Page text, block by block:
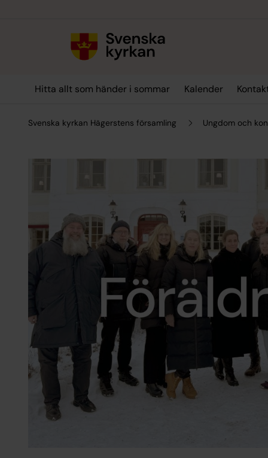
Hitta allt som händer i sommar Kalender
Svenska kyrkan Hägerstens församling Ungdom och